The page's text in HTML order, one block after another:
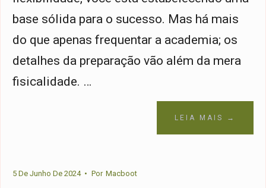
base sólida para o sucesso. Mas há mais
do que apenas frequentar a academia; os
detalhes da preparação vão além da mera
fisicalidade. …
LEIA MAIS →
5 De Junho De 2024 • Por Macboot